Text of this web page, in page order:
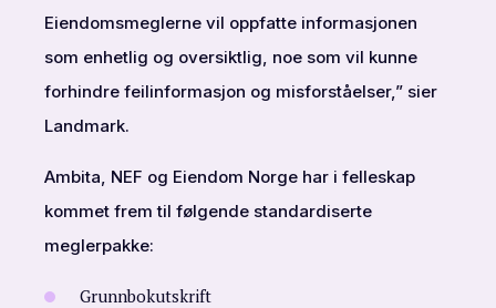
Eiendomsmeglerne vil oppfatte informasjonen
som enhetlig og oversiktlig, noe som vil kunne
forhindre feilinformasjon og misforståelser,” sier
Landmark.
Ambita, NEF og Eiendom Norge har i felleskap
kommet frem til følgende standardiserte
meglerpakke:
Grunnbokutskrift